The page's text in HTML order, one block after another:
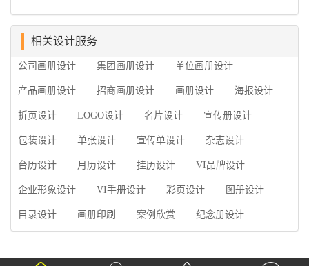
练掌握制作软件，深谙画册设...
产品画册设计要注重企业文化，引起客户关注 现
在企业都在使用产品画册来进行市场宣传，高档产品
个成功的高档产品画册设计，能够将一个公司的企业
相关设计服务
公司画册设计 集团画册设计 单位画册设计
产品画册设计 招商画册设计 画册设计 海报设计
折页设计 LOGO设计 名片设计 宣传册设计
包装设计 单张设计 宣传单设计 杂志设计
台历设计 月历设计 挂历设计 VI品牌设计
企业形象设计 VI手册设计 彩页设计 图册设计
目录设计 画册印刷 案例欣赏 纪念册设计